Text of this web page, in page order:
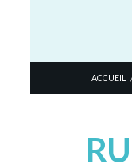
ACCUEIL